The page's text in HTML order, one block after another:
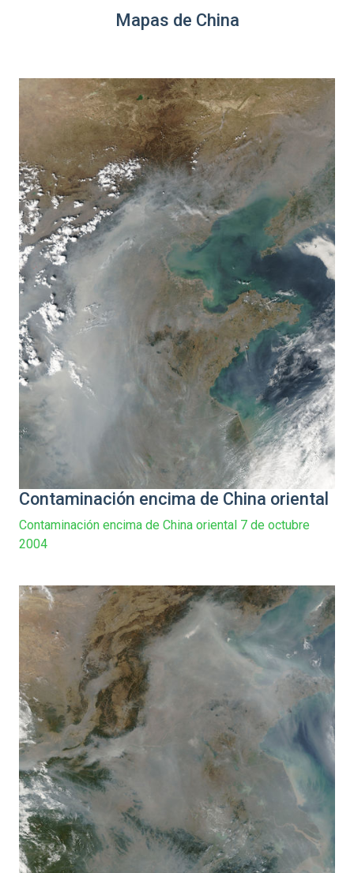
Mapas de China
Contaminación encima de China oriental
Contaminación encima de China oriental 7 de octubre
2004